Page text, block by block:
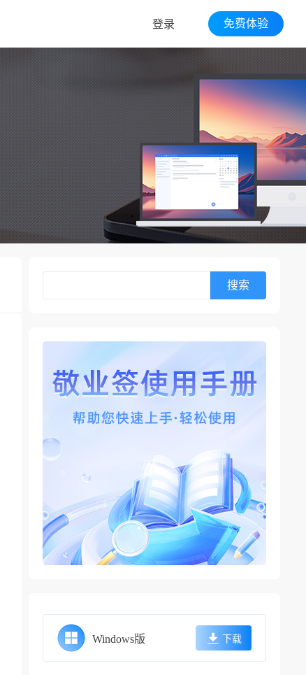
免费体验
登录
搜索
Windows版 下载